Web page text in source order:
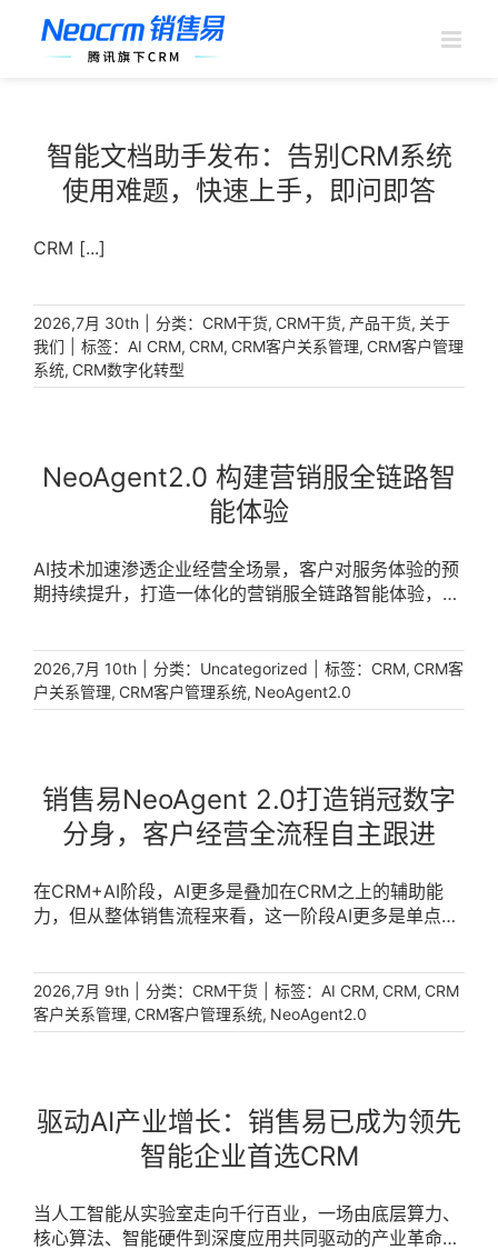
智能文档助手发布：告别CRM系统
使用难题，快速上手，即问即答
CRM [...]
2026,7月 30th 分类： CRM干货, CRM干货, 产品干货, 关于
我们
标签： AI CRM, CRM, CRM客户关系管理, CRM客户管理
系统, CRM数字化转型
NeoAgent2.0 构建营销服全链路智
能体验
AI技术加速渗透企业经营全场景，客户对服务体验的预
期持续提升，打造一体化的营销服全链路智能体验，成
析五大场景，为企业构建营销服全链路智能体验，助力
客户经营效率与体验双重升级。 [...]
2026,7月 10th 分类： Uncategorized 标签： CRM, CRM客
户关系管理, CRM客户管理系统, NeoAgent2.0
销售易NeoAgent 2.0打造销冠数字
分身，客户经营全流程自主跟进
在CRM+AI阶段，AI更多是叠加在CRM之上的辅助能
力，但从整体销售流程来看，这一阶段AI更多是单点辅
题在大客户拜访等复杂销售场景中更为明显：高质量拜
访准备涵盖客户判断、沟通梳理、风险识别、策略制定
等多个关键步骤，任一环节缺位都可能影响最终转化。
推进、从人工主动下发指令走向AI自主执行，正是AI原
生CRM区别于CRM+AI的关键标志。销售易
NeoAgent2.0依托营销服业务语义本体与企业真实业务
可执行的Skill能力，叠加Agent编排能力，无需持续依
赖人工指令，即可主动感知业务变化，自主规划、落地
2026,7月 9th 分类： CRM干货 标签： AI CRM, CRM, CRM
客户关系管理, CRM客户管理系统, NeoAgent2.0
驱动AI产业增长：销售易已成为领先
智能企业首选CRM
当人工智能从实验室走向千行百业，一场由底层算力、
核心算法、智能硬件到深度应用共同驱动的产业革命已